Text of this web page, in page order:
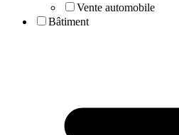
Vente automobile
Bâtiment